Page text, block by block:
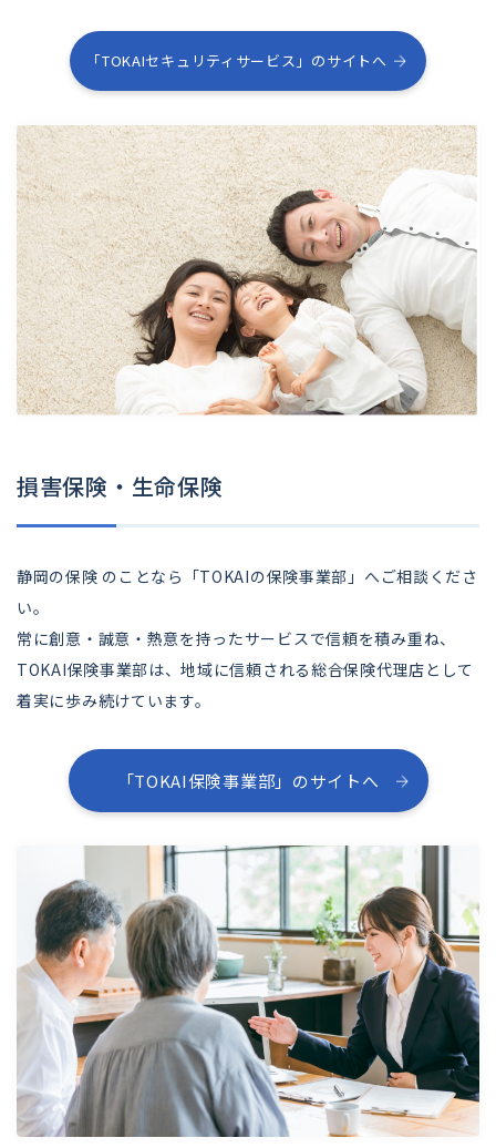
「TOKAIセキュリティサービス」のサイトへ
損害保険・生命保険
静岡の保険 のことなら「TOKAIの保険事業部」へご相談くださ
い。
常に創意・誠意・熱意を持ったサービスで信頼を積み重ね、
TOKAI保険事業部は、地域に信頼される総合保険代理店として
着実に歩み続けています。
「TOKAI保険事業部」のサイトへ